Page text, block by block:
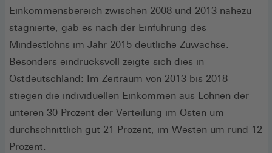
Einkommensbereich zwischen 2008 und 2013 nahezu
stagnierte, gab es nach der Einführung des
Mindestlohns im Jahr 2015 deutliche Zuwächse.
Besonders eindrucksvoll zeigte sich dies in
Ostdeutschland: Im Zeitraum von 2013 bis 2018
stiegen die individuellen Einkommen aus Löhnen der
unteren 30 Prozent der Verteilung im Osten um
durchschnittlich gut 21 Prozent, im Westen um rund 12
Prozent.